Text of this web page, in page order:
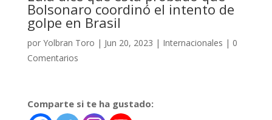
Bolsonaro coordinó el intento de
golpe en Brasil
por Yolbran Toro | Jun 20, 2023 | Internacionales | 0
Comentarios
Comparte si te ha gustado: